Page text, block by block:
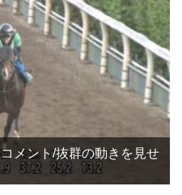
メント/抜群の動きを見せ